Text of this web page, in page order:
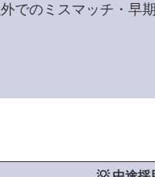
でのミスマッチ・早